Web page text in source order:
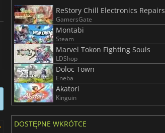
ReStory Chill Electronics Repairs
GamersGate
Montabi
Steam
Marvel Tokon Fighting Souls
LDShop
Doloc Town
Eneba
Akatori
Kinguin
DOSTĘPNE WKRÓTCE